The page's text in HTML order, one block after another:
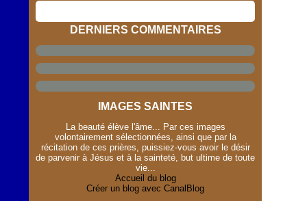
DERNIERS COMMENTAIRES
IMAGES SAINTES
La beauté élève l'âme... Par ces images
volontairement sélectionnées, ainsi que par la
récitation de ces prières, puissiez-vous avoir le désir
de parvenir à Jésus et à la sainteté, but ultime de toute
vie...
Accueil du blog
Créer un blog avec CanalBlog